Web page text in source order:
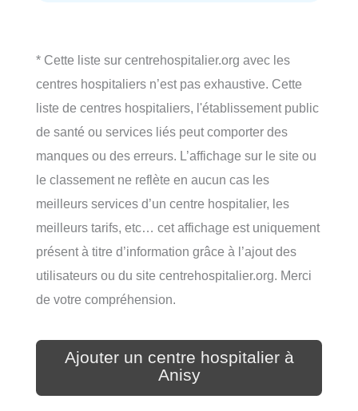
* Cette liste sur centrehospitalier.org avec les
centres hospitaliers n’est pas exhaustive. Cette
liste de centres hospitaliers, l'établissement public
de santé ou services liés peut comporter des
manques ou des erreurs. L’affichage sur le site ou
le classement ne reflète en aucun cas les
meilleurs services d’un centre hospitalier, les
meilleurs tarifs, etc… cet affichage est uniquement
présent à titre d’information grâce à l’ajout des
utilisateurs ou du site centrehospitalier.org. Merci
de votre compréhension.
Ajouter un centre hospitalier à
Anisy